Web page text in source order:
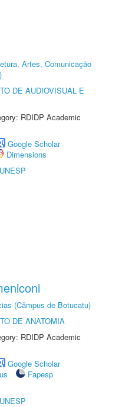
Artes, Comunicação
DE AUDIOVISUAL E
RDIDP Academic
Google Scholar
Dimensions
(Câmpus de Botucatu)
DE ANATOMIA
RDIDP Academic
Google Scholar
Fapesp